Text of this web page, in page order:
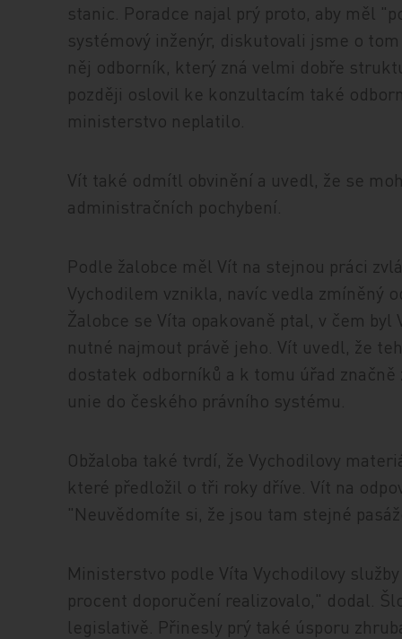
stanic. Poradce najal prý proto, aby měl
systémový inženýr, diskutovali jsme o
něj odborník, který zná velmi dobře
později oslovil ke konzultacím také
ministerstvo neplatilo.
Vít také odmítl obvinění a uvedl, že se
administračních pochybení.
Podle žalobce měl Vít na stejnou práci
Vychodilem vznikla, navíc vedla zmíněný
Žalobce se Víta opakovaně ptal, v čem
nutné najmout právě jeho. Vít uvedl, že
dostatek odborníků a k tomu úřad
unie do českého právního systému.
Obžaloba také tvrdí, že Vychodilovy
které předložil o tři roky dříve. Vít na
"Neuvědomíte si, že jsou tam stejné
Ministerstvo podle Víta Vychodilovy
procent doporučení realizovalo," dodal.
legislativě. Přinesly prý také úsporu